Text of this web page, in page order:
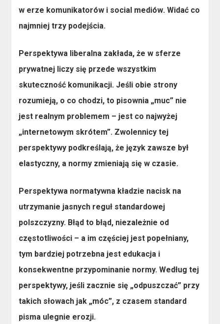
w erze komunikatorów i social mediów. Widać co
najmniej trzy podejścia.
Perspektywa liberalna zakłada, że w sferze
prywatnej liczy się przede wszystkim
skuteczność komunikacji. Jeśli obie strony
rozumieją, o co chodzi, to pisownia „muc” nie
jest realnym problemem – jest co najwyżej
„internetowym skrótem”. Zwolennicy tej
perspektywy podkreślają, że język zawsze był
elastyczny, a normy zmieniają się w czasie.
Perspektywa normatywna kładzie nacisk na
utrzymanie jasnych reguł standardowej
polszczyzny. Błąd to błąd, niezależnie od
częstotliwości – a im częściej jest popełniany,
tym bardziej potrzebna jest edukacja i
konsekwentne przypominanie normy. Według tej
perspektywy, jeśli zacznie się „odpuszczać” przy
takich słowach jak „móc”, z czasem standard
pisma ulegnie erozji.